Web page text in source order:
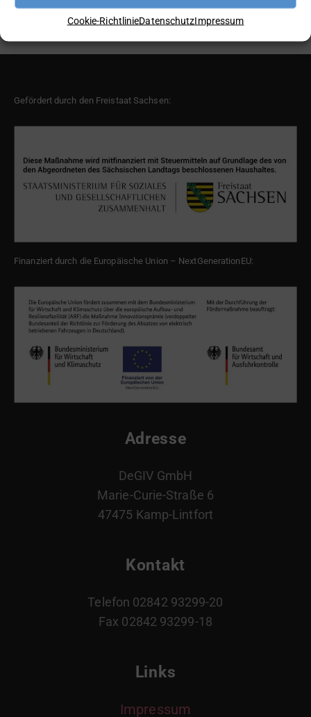
Cookie-RichtlinieDatenschutzImpressum
Gefördert durch den Freistaat Sachsen:
Finanziert durch die Europäische Union – NextGenerationEU:
Adresse
DeGIV GmbH
Marie-Curie-Straße 6
47475 Kamp-Lintfort
Kontakt
Telefon 02842 93299-20
Fax 02842 93299-18
Links
Impressum